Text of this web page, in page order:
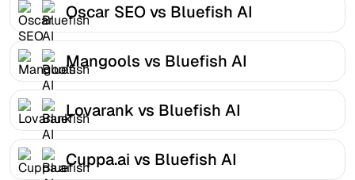
Oscar SEO vs Bluefish AI
Mangools vs Bluefish AI
Lovarank vs Bluefish AI
Cuppa.ai vs Bluefish AI